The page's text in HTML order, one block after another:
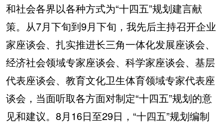
和社会各界以各种方式为“十四五”规划建言献
策。从7月下旬到9月下旬，我先后主持召开企业
家座谈会、扎实推进长三角一体化发展座谈会、
经济社会领域专家座谈会、科学家座谈会、基层
代表座谈会、教育文化卫生体育领域专家代表座
谈会，当面听取各方面对制定“十四五”规划的意
见和建议。8月16日至29日，“十四五”规划编制